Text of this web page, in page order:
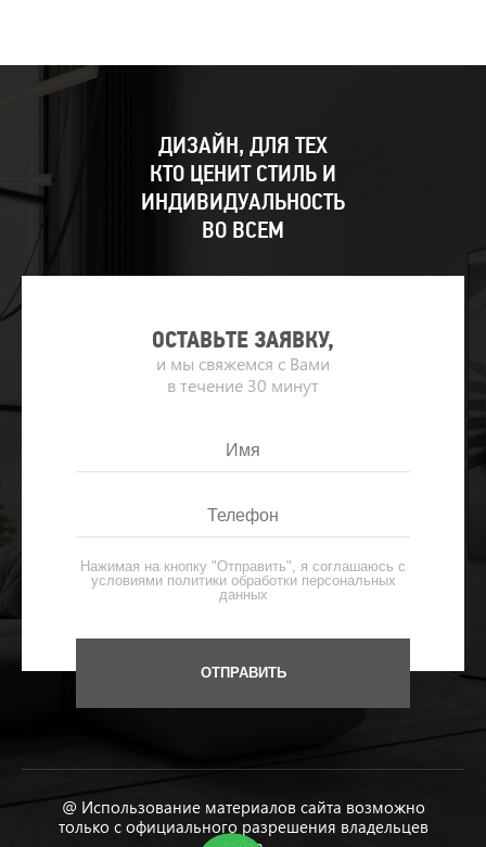
ДИЗАЙН, ДЛЯ ТЕХ
КТО ЦЕНИТ СТИЛЬ И
ИНДИВИДУАЛЬНОСТЬ
ВО ВСЕМ
ОСТАВЬТЕ ЗАЯВКУ,
и мы свяжемся с Вами
в течение 30 минут
Нажимая на кнопку "Отправить", я соглашаюсь с
условиями политики обработки персональных
данных
@ Использование материалов сайта возможно
только с официального разрешения владельцев